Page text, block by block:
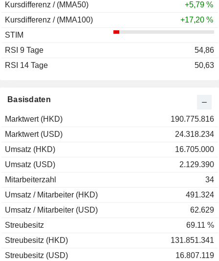
Basisdaten
Marktwert (HKD)
190.775.816
Marktwert (USD)
24.318.234
Umsatz (HKD)
16.705.000
Umsatz (USD)
2.129.390
Mitarbeiterzahl
34
Umsatz / Mitarbeiter (HKD)
491.324
Umsatz / Mitarbeiter (USD)
62.629
Streubesitz
69.11 %
Streubesitz (HKD)
131.851.341
Streubesitz (USD)
16.807.119
Kursdifferenz / (MMA50)
+5,79 %
Kursdifferenz / (MMA100)
+17,20 %
STIM
RSI 9 Tage
54,86
RSI 14 Tage
50,63
2005
-64,10 %
2004
+59,62 %
2003
+28,08 %
2002
2001
1999
+235,06 %